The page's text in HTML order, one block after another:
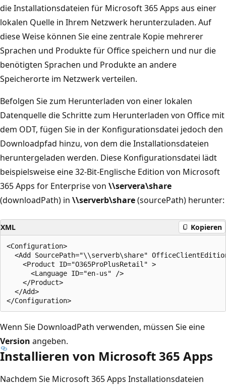
die Installationsdateien für Microsoft 365 Apps aus einer
lokalen Quelle in Ihrem Netzwerk herunterzuladen. Auf
diese Weise können Sie eine zentrale Kopie mehrerer
Sprachen und Produkte für Office speichern und nur die
benötigten Sprachen und Produkte an andere
Speicherorte im Netzwerk verteilen.
Befolgen Sie zum Herunterladen von einer lokalen
Datenquelle die Schritte zum Herunterladen von Office mit
dem ODT, fügen Sie in der Konfigurationsdatei jedoch den
Downloadpfad hinzu, von dem die Installationsdateien
heruntergeladen werden. Diese Konfigurationsdatei lädt
beispielsweise eine 32-Bit-Englische Edition von Microsoft
365 Apps for Enterprise von \\servera\share
(downloadPath) in \\serverb\share(sourcePath) herunter:
XML Kopieren
<Configuration>
<Add SourcePath="\\serverb\share"
    <Product ID="O365ProPlusRetail" >
      <Language ID="en-us" />
    </Product>
  </Add>
Wenn Sie DownloadPath verwenden, müssen Sie eine
Version angeben.
Installieren von Microsoft 365 Apps
Nachdem Sie Microsoft 365 Apps Installationsdateien